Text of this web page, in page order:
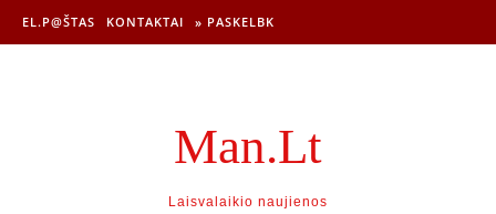
EL.P@ŠTAS KONTAKTAI » PASKELBK
Man.Lt
Laisvalaikio naujienos